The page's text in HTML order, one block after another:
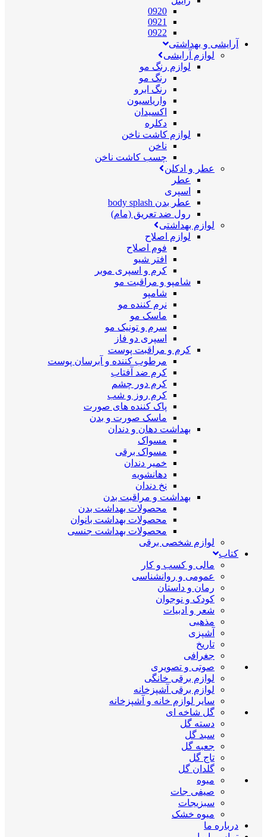
0920
0921
0922
آرایشی و بهداشتی
لوازم آرایشی
لوازم رنگ مو
رنگ مو
رنگ ابرو
واریاسیون
اکسیدان
دکلره
لوازم کاشت ناخن
ناخن
چسب کاشت ناخن
عطر و ادکلن
عطر
اسپری
عطر بدن body splash
رول ضد تعریق (مام)
لوازم بهداشتی
لوازم اصلاح
فوم اصلاح
افتر شیو
کرم و اسپری موبر
شامپو و مراقبت مو
شامپو
نرم کننده مو
ماسک مو
سرم و تونیک مو
اسپری دو فاز
کرم و مراقبت پوست
مرطوب کننده و آبرسان پوست
کرم ضد آفتاب
کرم دور چشم
کرم روز و شب
پاک کننده های صورت
ماسک صورت و بدن
بهداشت دهان و دندان
مسواک
مسواک برقی
خمیر دندان
دهانشویه
نخ دندان
بهداشت و مراقبت بدن
محصولات بهداشت بدن
محصولات بهداشت بانوان
محصولات بهداشت جنسی
لوازم شخصی برقی
کتاب
مالی و کسب و کار
عمومی و روانشناسی
رمان و داستان
کودک و نوجوان
شعر و ادبیات
مذهبی
آشپزی
تاریخ
جغرافی
صوتی و تصویری
لوازم برقی خانگی
لوازم برقی آشپزخانه
سایر لوازم خانه و آشپزخانه
گل شاخه ای
دسته گل
سبد گل
جعبه گل
تاج گل
گلدان گل
میوه
صیفی جات
سبزیجات
میوه خشک
درباره ما